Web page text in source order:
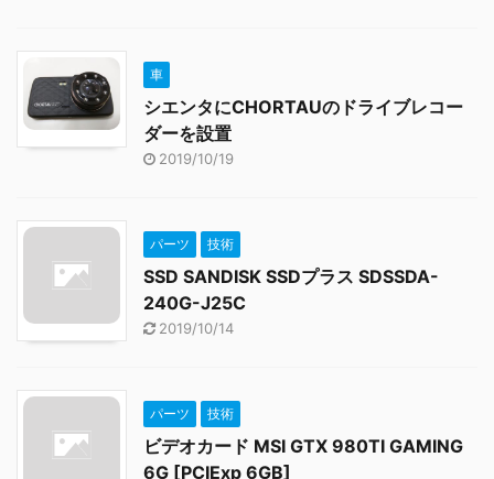
車
シエンタにCHORTAUのドライブレコー
ダーを設置
2019/10/19
パーツ 技術
SSD SANDISK SSDプラス SDSSDA-
240G-J25C
2019/10/14
パーツ 技術
ビデオカード MSI GTX 980TI GAMING
6G [PCIExp 6GB]